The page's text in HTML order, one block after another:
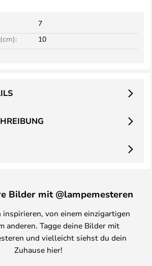
7
10
Bilder mit @lampemesteren
inspirieren, von einem einzigartigen
anderen. Tagge deine Bilder mit
und vielleicht siehst du dein
Zuhause hier!